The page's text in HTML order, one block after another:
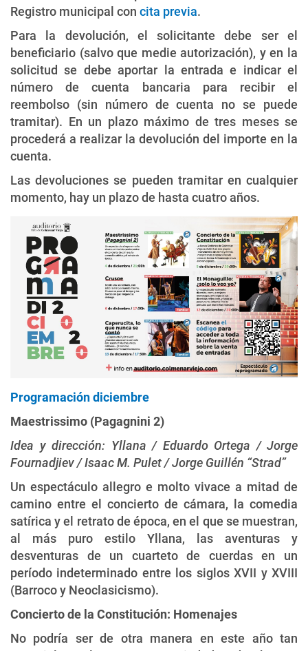
Registro municipal con cita previa.
Para la devolución, el solicitante debe ser el
beneficiario (salvo que medie autorización), y en la
solicitud se debe aportar la entrada e indicar el
número de cuenta bancaria para recibir el
reembolso (sin número de cuenta no se puede
tramitar). En un plazo máximo de tres meses se
procederá a realizar la devolución del importe en la
cuenta.
Las devoluciones se pueden tramitar en cualquier
momento, hay un plazo de hasta cuatro años.
Programación diciembre
Maestrissimo (Pagagnini 2)
Idea y dirección: Yllana / Eduardo Ortega / Jorge
Fournadjiev / Isaac M. Pulet / Jorge Guillén “Strad”
Un espectáculo allegro e molto vivace a mitad de
camino entre el concierto de cámara, la comedia
satírica y el retrato de época, en el que se muestran,
al más puro estilo Yllana, las aventuras y
desventuras de un cuarteto de cuerdas en un
período indeterminado entre los siglos XVII y XVIII
(Barroco y Neoclasicismo).
Concierto de la Constitución: Homenajes
No podría ser de otra manera en este año tan